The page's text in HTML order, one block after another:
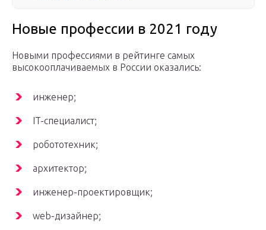
Новые профессии в 2021 году
Новыми профессиями в рейтинге самых
высокооплачиваемых в России оказались:
инженер;
IT-специалист;
робототехник;
архитектор;
инженер-проектировщик;
web-дизайнер;